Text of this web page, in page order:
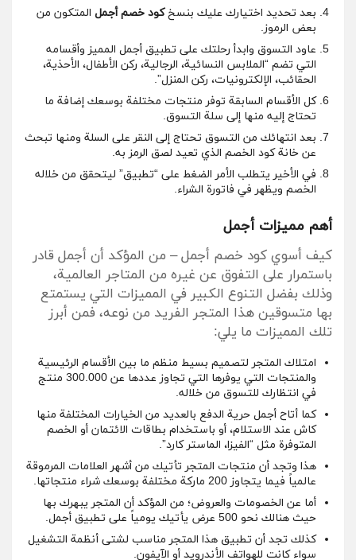
بعد تحديد اختيارك عليك بنسخكود خصم أجمل المتكون من
بعض الرموز.
عاود التسوق وابدأ رحلتك على تطبيق أجمل المميز وأقسامه
التي تضم “الملابس النسائية، الرجالية، ركن الأطفال، الأحذية،
الحقائب، الإلكترونيات، ركن المنزل”.
كل الأقسام السابقة توفر منتجات مختلفة بوسعك إضافة ما
تحتاج إليه منها إلى سلة التسوق.
بعد انتهائك من التسوق تحتاج إلى النقر على السلة ومنها تبحث
عن خانة كود الخصم الذي تعيد لصق الرمز به.
في الأخير يتطلب الأمر الضغط على “تطبيق” ليتحقق من خلاله
الخصم ويظهر في فاتورة الشراء.
أهم مميزات أجمل
كيف أسوي كود خصم أجمل – من المؤكد أن أجمل قادر
باستمرار على التفوق عن غيره من المتاجر العالمية،
وذلك بفضل التنوع الكبير في المميزات التي يستمتع
بها متسوقين هذا المتجر الفريد من نوعه، فمن أبرز
تلك المميزات ما يلي:
امتلاك المتجر لتصميم بسيط منظم ما بين الأقسام الرئيسية
والمنتجات التي يوفرها التي تجاوز عددها عن 300.000 منتج
في انتظارك للتسوق من خلاله.
كما أتاح أجمل حرية الدفع بالعديد من الخيارات المختلفة منها
كاش عند الاستلام، أو باستخدام بطاقات الائتمان أو الخصم
المتوفرة مثل “الفيزا، الماستر كارد”.
هذا وتجد أن منتجات المتجر تأتيك من أشهر العلامات المرموقة
عالمياً فيما يتجاوز 200 ماركة مختلفة بوسعك شراء منتجاتها.
أما عن الخصومات والعروض؛ من المؤكد أن المتجر يبهرك بها
حيث هنالك نحو 500 عرض يأتيك يومياً على تطبيق أجمل.
كذلك تجد أن تطبيق هذا المتجر مناسب لشتى أنظمة التشغيل
سواء كانت للهواتف الأندرويد أو الآيفون.